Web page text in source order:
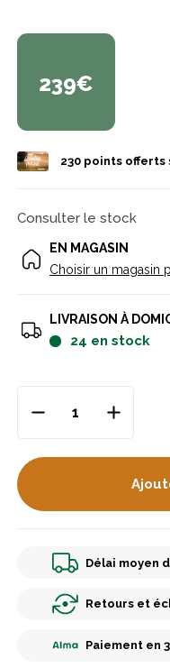
saucisses de 7L dispose
entonnoirs d’ensachage
tube est en acier
239€
230points offerts
Consulter le stock
EN MAGASIN
Choisir un magasin
LIVRAISON À
24 en stock
Délai moyen
Retours et
Paiement en